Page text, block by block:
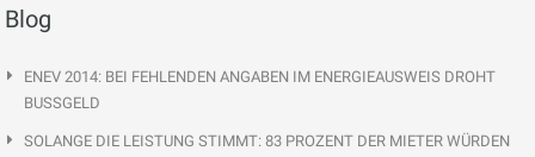
Blog
ENEV 2014: BEI FEHLENDEN ANGABEN IM ENERGIEAUSWEIS DROHT
BUSSGELD
SOLANGE DIE LEISTUNG STIMMT: 83 PROZENT DER MIETER WÜRDEN